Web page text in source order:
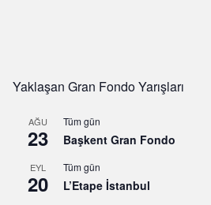
Yaklaşan Gran Fondo Yarışları
AĞU
23
Tüm gün
Başkent Gran Fondo
EYL
20
Tüm gün
L’Etape İstanbul